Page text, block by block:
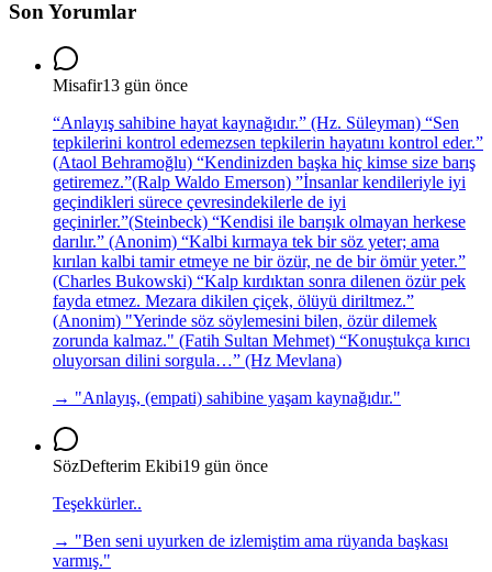
Son Yorumlar
Misafir13 gün önce
“Anlayış sahibine hayat kaynağıdır.” (Hz. Süleyman) “Sen
tepkilerini kontrol edemezsen tepkilerin hayatını kontrol eder.”
(Ataol Behramoğlu) “Kendinizden başka hiç kimse size barış
getiremez.”(Ralp Waldo Emerson) ”İnsanlar kendileriyle iyi
geçindikleri sürece çevresindekilerle de iyi
geçinirler.”(Steinbeck) “Kendisi ile barışık olmayan herkese
darılır.” (Anonim) “Kalbi kırmaya tek bir söz yeter; ama
kırılan kalbi tamir etmeye ne bir özür, ne de bir ömür yeter.”
(Charles Bukowski) “Kalp kırdıktan sonra dilenen özür pek
fayda etmez. Mezara dikilen çiçek, ölüyü diriltmez.”
(Anonim) "Yerinde söz söylemesini bilen, özür dilemek
zorunda kalmaz." (Fatih Sultan Mehmet) “Konuştukça kırıcı
oluyorsan dilini sorgula…” (Hz Mevlana)
→ "Anlayış, (empati) sahibine yaşam kaynağıdır."
SözDefterim Ekibi19 gün önce
Teşekkürler..
→ "Ben seni uyurken de izlemiştim ama rüyanda başkası
varmış."